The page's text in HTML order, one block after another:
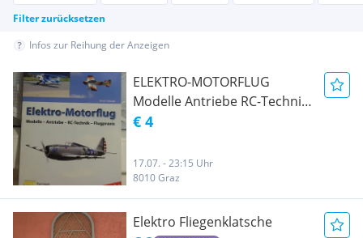
Filter zurücksetzen
Infos zur Reihung der Anzeigen
ELEKTRO-MOTORFLUG
Modelle Antriebe RC-Technik
Flugpraxis Flieger
€ 4
17.07. - 23:15 Uhr
8010 Graz
Elektro Fliegenklatsche